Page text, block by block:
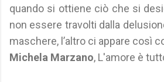
quando si ottiene ciò che si
non essere travolti dalla
maschere, l’altro ci appare così
Michela Marzano, L'amore è